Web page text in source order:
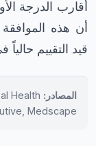
أقارب الدرجة
أن هذه
قيد التقييم
المصادر: Health
Medscape